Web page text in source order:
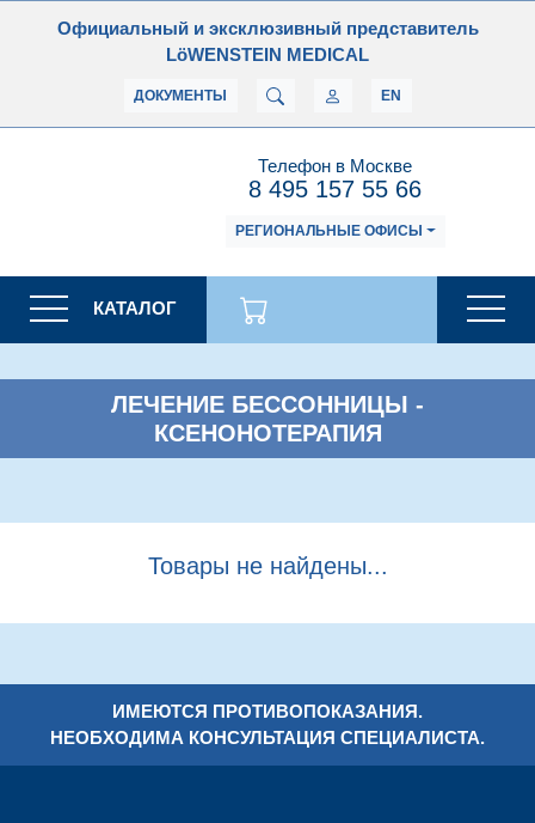
Официальный и эксклюзивный представитель
LöWENSTEIN MEDICAL
ДОКУМЕНТЫ EN
Телефон в Москве
8 495 157 55 66
РЕГИОНАЛЬНЫЕ ОФИСЫ
КАТАЛОГ
ЛЕЧЕНИЕ БЕССОННИЦЫ -
КСЕНОНОТЕРАПИЯ
Товары не найдены...
ИМЕЮТСЯ ПРОТИВОПОКАЗАНИЯ.
НЕОБХОДИМА КОНСУЛЬТАЦИЯ СПЕЦИАЛИСТА.